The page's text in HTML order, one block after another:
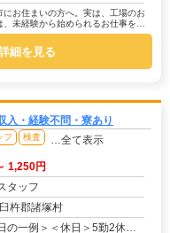
お住まいの方へ。実は、工場のお
未経験から始められるお仕事を多
細を見る
入・経験不問・寮あり
フ 検査 …全て表示
1,250円
タッフ
杵郡諸塚村
＞5勤2休（工場カレンダーによる）★ＧＷ・夏季・年末年始休暇あり★有給休暇あり※配属先により休...